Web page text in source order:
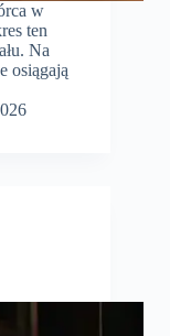
w
ten
Na
osiągają